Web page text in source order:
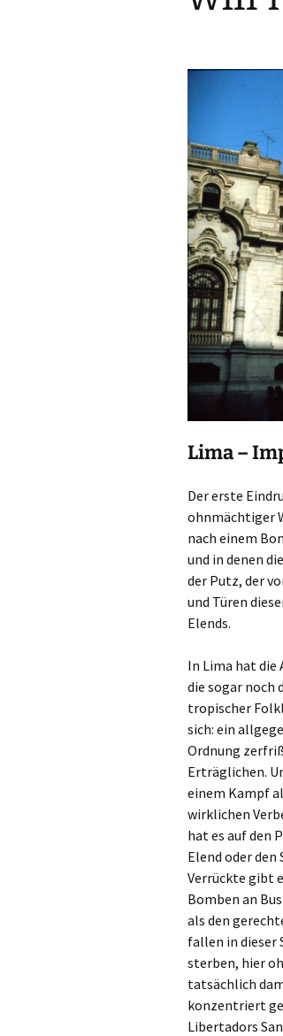
Lima –
Der erste
ohnmächtiger
nach einem
und in denen
der Putz, der
und Türen
Elends.
In Lima hat die
die sogar noch
tropischer
sich: ein
Ordnung
Erträglichen.
einem Kampf
wirklichen
hat es auf den
Elend oder
Verrückte gibt
Bomben an
als den
fallen in dieser
sterben, hier
tatsächlich
konzentriert
Libertadors